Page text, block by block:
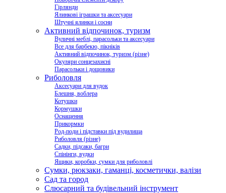
Гірлянди
Ялинкові іграшки та аксесуари
Штучні ялинки і сосни
Активний відпочинок, туризм
Вуличні меблі, парасольки та аксесуари
Все для барбекю, пікніків
Активний відпочинок, туризм (різне)
Окуляри сонцезахисні
Парасольки і дощовики
Риболовля
Аксесуари для вудок
Блешня, воблера
Котушки
Кормушки
Оснащення
Прикормки
Род-поди і підставки під вудилища
Риболовля (різне)
Садки, підсаки, багри
Спінінги, вудки
Ящики, коробки, сумки для риболовлі
Сумки, рюкзаки, гаманці, косметички, валізи
Сад та город
Слюсарний та будівельний інструмент